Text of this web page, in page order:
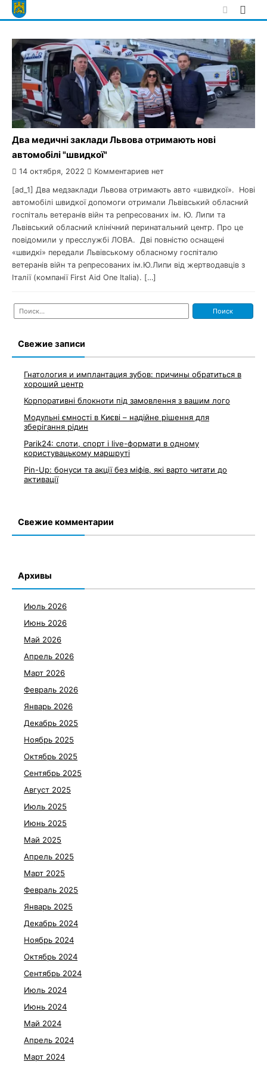
Skip
to
Два медичні заклади Львова отримають нові
автомобілі "швидкої"
14 октября, 2022 Комментариев нет
[ad_1] Два медзаклади Львова отримають авто «швидкої». Нові
автомобілі швидкої допомоги отримали Львівський обласний
госпіталь ветеранів війн та репресованих ім. Ю. Липи та
Львівський обласний клінічний перинатальний центр. Про це
повідомили у пресслужбі ЛОВА. Дві повністю оснащені
«швидкі» передали Львівському обласному госпіталю
ветеранів війн та репресованих ім.Ю.Липи від жертводавців з
Італії (компанії First Aid One Italia). […]
Найти:
Свежие записи
Гнатология и имплантация зубов: причины обратиться в
хороший центр
Корпоративні блокноти під замовлення з вашим лого
Модульні ємності в Києві – надійне рішення для
зберігання рідин
Parik24: слоти, спорт і live-формати в одному
користувацькому маршруті
Pin-Up: бонуси та акції без міфів, які варто читати до
активації
Свежие комментарии
Архивы
Июль 2026
Июнь 2026
Май 2026
Апрель 2026
Март 2026
Февраль 2026
Январь 2026
Декабрь 2025
Ноябрь 2025
Октябрь 2025
Сентябрь 2025
Август 2025
Июль 2025
Июнь 2025
Май 2025
Апрель 2025
Март 2025
Февраль 2025
Январь 2025
Декабрь 2024
Ноябрь 2024
Октябрь 2024
Сентябрь 2024
Июль 2024
Июнь 2024
Май 2024
Апрель 2024
Март 2024